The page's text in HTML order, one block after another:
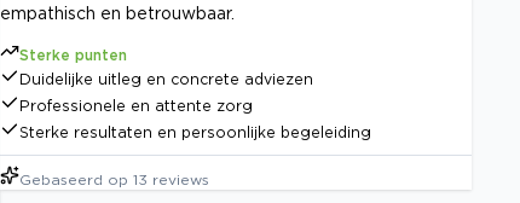
empathisch en betrouwbaar.
Sterke punten
Duidelijke uitleg en concrete adviezen
Professionele en attente zorg
Sterke resultaten en persoonlijke begeleiding
Gebaseerd op 13 reviews